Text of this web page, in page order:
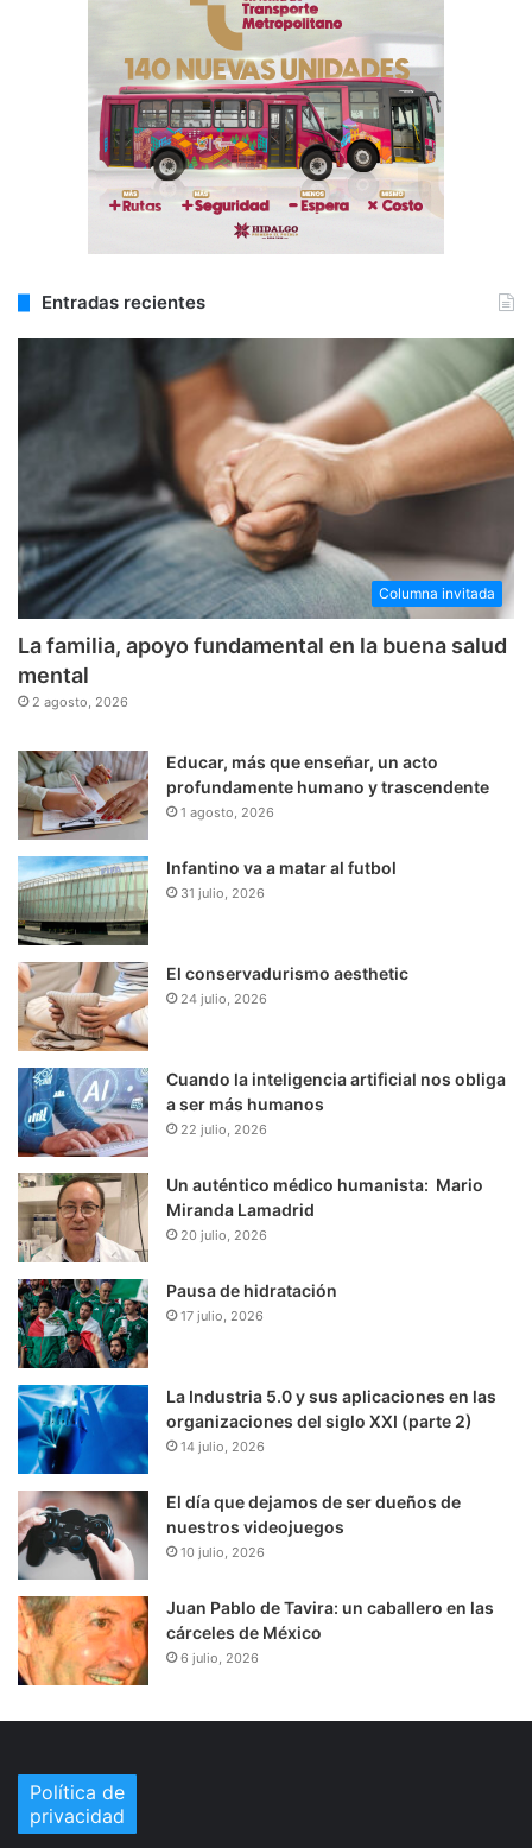
Entradas recientes
Columna invitada
La familia, apoyo fundamental en la buena salud
mental
2 agosto, 2026
Educar, más que enseñar, un acto
profundamente humano y trascendente
1 agosto, 2026
Infantino va a matar al futbol
31 julio, 2026
El conservadurismo aesthetic
24 julio, 2026
Cuando la inteligencia artificial nos obliga
a ser más humanos
22 julio, 2026
Un auténtico médico humanista: Mario
Miranda Lamadrid
20 julio, 2026
Pausa de hidratación
17 julio, 2026
La Industria 5.0 y sus aplicaciones en las
organizaciones del siglo XXI (parte 2)
14 julio, 2026
El día que dejamos de ser dueños de
nuestros videojuegos
10 julio, 2026
Juan Pablo de Tavira: un caballero en las
cárceles de México
6 julio, 2026
Política de
privacidad